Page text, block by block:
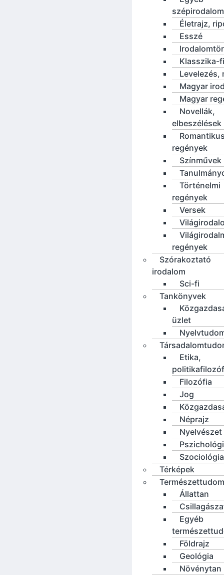
szépirodalom
Életrajz,
Esszé
Klasszika-
Levelezés,
Magyar
Magyar
Novellák,
elbeszélések
regények
Színművek
Történelmi
regények
Versek
regények
Szórakoztató
irodalom
Sci-fi
Tankönyvek
üzlet
Etika,
Filozófia
Jog
Néprajz
Nyelvészet
Szociológia
Térképek
Állattan
Egyéb
Földrajz
Geológia
Növénytan